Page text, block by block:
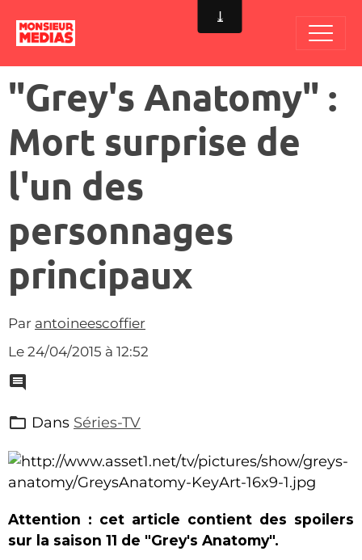
"Grey's Anatomy" :
Mort surprise de
l'un des
personnages
principaux
Par antoineescoffier
Le 24/04/2015 à 12:52
Dans Séries-TV
Attention : cet article contient des spoilers
sur la saison 11 de "Grey's Anatomy".